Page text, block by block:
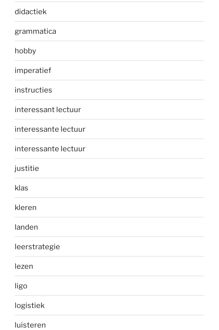
didactiek
grammatica
hobby
imperatief
instructies
interessant lectuur
interessante lectuur
interessante lectuur
justitie
klas
kleren
landen
leerstrategie
lezen
ligo
logistiek
luisteren